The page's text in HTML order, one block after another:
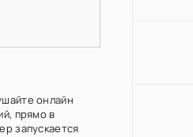
онлайн
прямо в
запускается